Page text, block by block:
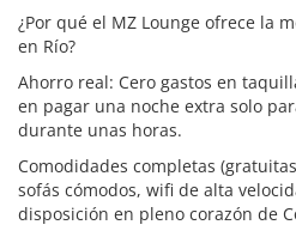
¿Por qué el MZ Lounge ofrece la
en Río?
Ahorro real: Cero gastos en
en pagar una noche extra solo
durante unas horas.
Comodidades completas
sofás cómodos, wifi de alta
disposición en pleno corazón de